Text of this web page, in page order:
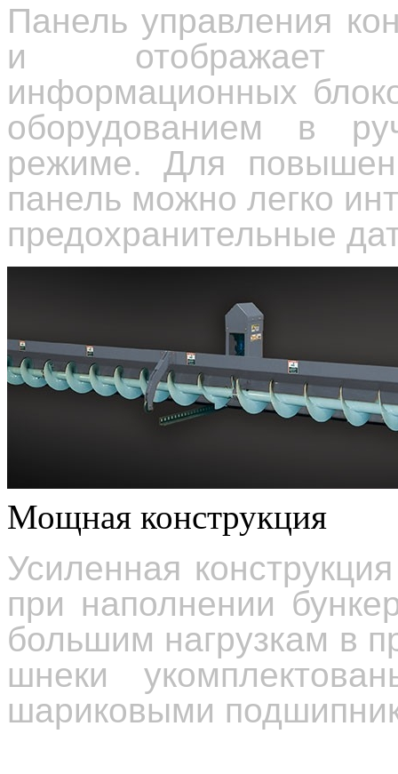
Панель управления
и отображает
информационных
оборудованием в
режиме. Для
панель можно легко
предохранительные
Мощная конструкция
Усиленная
при наполнении
большим нагрузкам в
шнеки
шариковыми